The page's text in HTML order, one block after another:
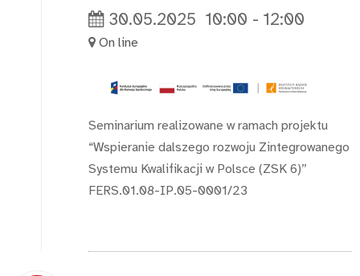
30.05.2025 10:00 - 12:00
On line
Seminarium realizowane w ramach projektu
“Wspieranie dalszego rozwoju Zintegrowanego
Systemu Kwalifikacji w Polsce (ZSK 6)”
FERS.01.08-IP.05-0001/23